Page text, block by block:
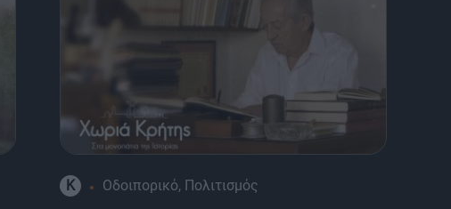
K Οδοιπορικό, Πολιτισμός